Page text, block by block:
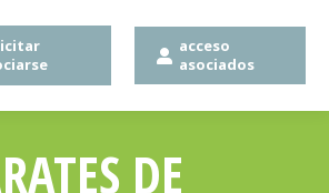
acceso
asociados
DE